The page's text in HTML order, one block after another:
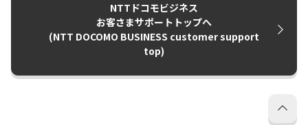
NTTドコモビジネス
お客さまサポートトップへ
(NTT DOCOMO BUSINESS customer support
top)